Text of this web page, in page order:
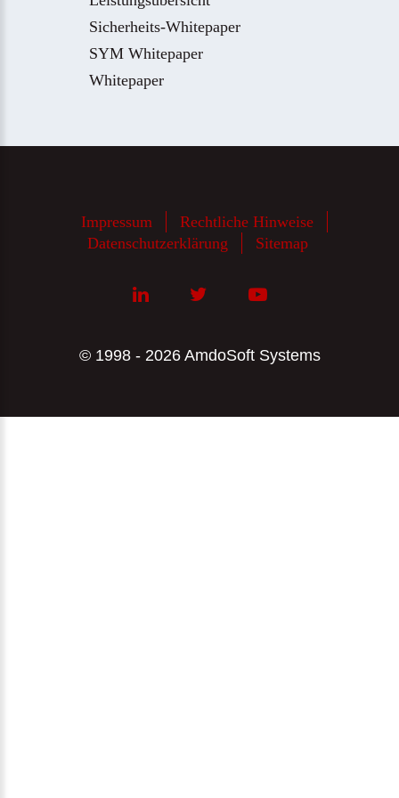
Sicherheits-Whitepaper
SYM Whitepaper
Whitepaper
Impressum
Rechtliche Hinweise
Datenschutzerklärung
Sitemap
© 1998 - 2026 AmdoSoft Systems